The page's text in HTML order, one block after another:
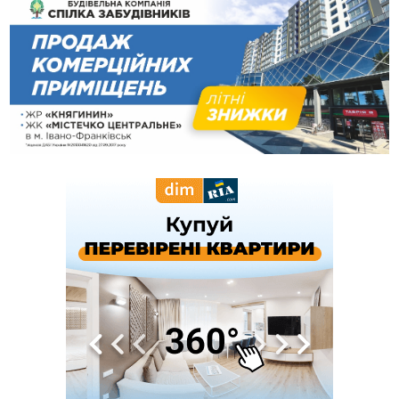
майже 64 тисячі гривень
13:13
У четвер на Прикарпатті очікується сильна спека до 39°
13:00
На Снятинщині спіймали чоловіка, який зливав з цистерни
у полі невідому речовину
12:29
У МОЗ змінили підхід до госпіталізації та оновили правила
роботи стаціонарів
12:07
На межі Прикарпаття і Тернопільщини невідомі засипали
У Франківську та Яремче зафіксували нові температурні
Росія вдарила по Харкову "Бандероллю": є постраждалі,
пошкоджено цивільне підприємство
Верховний суд повернув державі 1,5 га лісу із трьома
ставками в Івано-Франківській громаді
На Каскаді замість веж планують зробити сквер з
дитмайданчиком
На Верховинщині під час пожежі будинку травмувалась
жінка
35 цимбалістів на Говерлі встановили Рекорд